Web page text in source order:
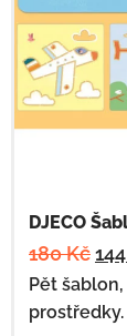
DJECO
180Kč144
Pět
prostředky.